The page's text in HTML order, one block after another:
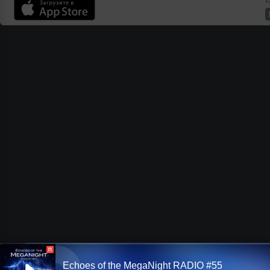
П
Echoes of the MegaNight RADIO #55